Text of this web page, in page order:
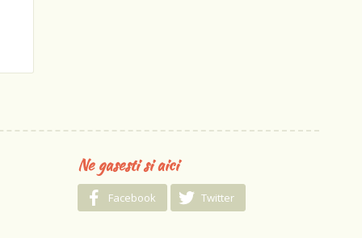
Ne gasesti si aici
Facebook Twitter